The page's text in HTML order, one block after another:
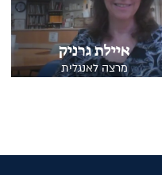
איילת גרניק
מרצה לאנגלית